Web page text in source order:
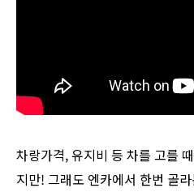
차랑가격, 유지비 등 차를 고를
지만! 그래도 엔카에서 한번 골